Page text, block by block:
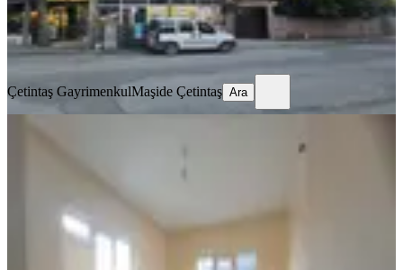
Çetintaş GayrimenkulMaşide Çetintaş
Ara
Çetintaş GayrimenkulMaşide Çetintaş Ara
Farkmaraş Emlak Tan Dulkadiroğlu
155 m²·03.05.2026